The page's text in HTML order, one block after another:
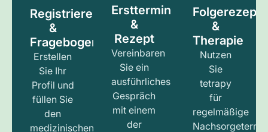
Registrieren
&
Fragebogen
Erstellen
Sie Ihr
Profil und
füllen Sie
den
medizinischen
Ersttermin
&
Rezept
Vereinbaren
Sie ein
ausführliches
Gespräch
mit einem
der
Folgerezept
&
Therapie
Nutzen
Sie
tetrapy
für
regelmäßige